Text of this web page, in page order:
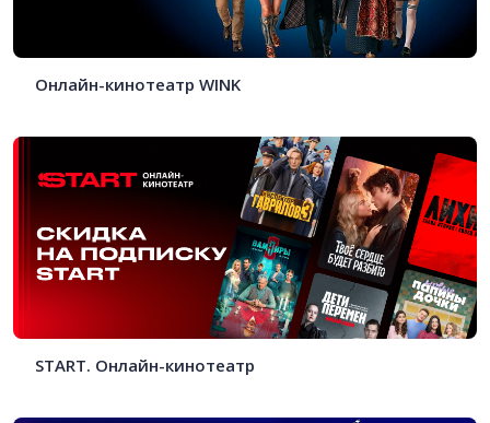
Онлайн-кинотеатр WINK
START . Онлайн-кинотеатр